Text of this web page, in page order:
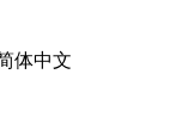
体中文